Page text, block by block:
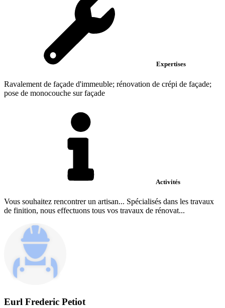
Expertises
Ravalement de façade d'immeuble; rénovation de crépi de façade;
pose de monocouche sur façade
Activités
Vous souhaitez rencontrer un artisan... Spécialisés dans les travaux
de finition, nous effectuons tous vos travaux de rénovat...
Eurl Frederic Petiot